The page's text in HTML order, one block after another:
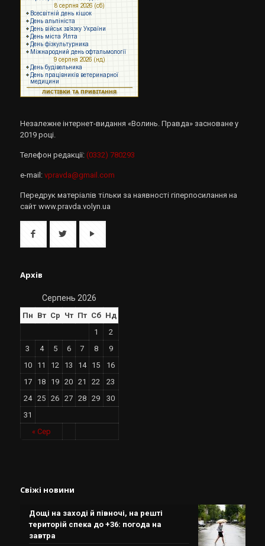
Незалежне інтернет-видання «Волинь. Правда» засноване у
2019 році.
Телефон редакції: (0332) 780293
e-mail: vpravda@gmail.com
Передрук матеріалів тільки за наявності гіперпосилання на
сайт www.pravda.volyn.ua
Архів
Серпень 2026
Пн Вт Ср Чт Пт Сб Нд
« Сер
1
2
3
4 5 6 7 8
9
10
11 12 13 14 15
16
17
18 19 20 21 22
23
24
25 26 27 28 29
30
31
Свіжі новини
Дощі на заході й півночі, на решті
територій спека до +36: погода на
завтра